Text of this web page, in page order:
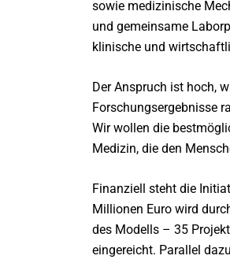
sowie medizinische
und gemeinsame
klinische und
Der Anspruch ist hoch,
Forschungsergebnisse
Wir wollen die
Medizin, die den
Finanziell steht die
Millionen Euro wird
des Modells – 35
eingereicht. Parallel